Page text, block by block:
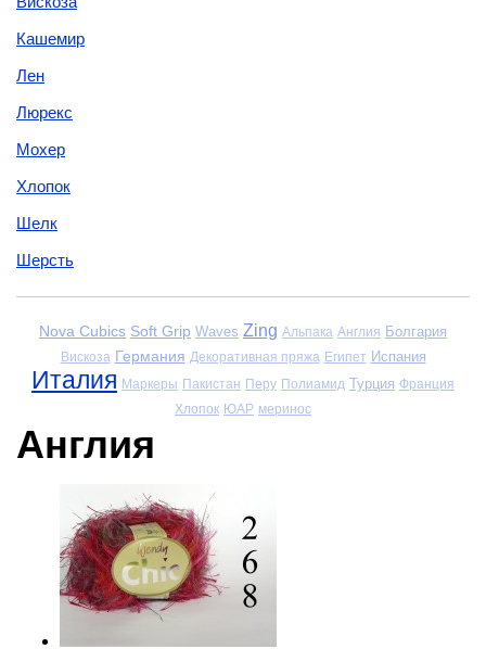
Кашемир
Лен
Люрекс
Мохер
Хлопок
Шелк
Шерсть
Nova Cubics Soft Grip Waves Zing Альпака Англия Болгария
Вискоза Германия Декоративная пряжа Египет Испания
Италия Маркеры Пакистан Перу Полиамид Турция Франция
Хлопок ЮАР меринос
Англия